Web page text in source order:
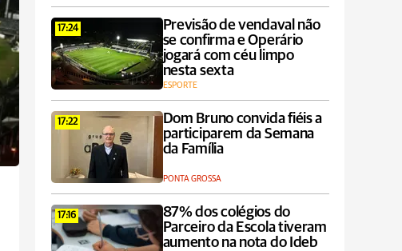
17:24
Previsão de vendaval não
se confirma e Operário
jogará com céu limpo
nesta sexta
ESPORTE
17:22
Dom Bruno convida fiéis a
participarem da Semana
da Família
PONTA GROSSA
17:16
87% dos colégios do
Parceiro da Escola tiveram
aumento na nota do Ideb